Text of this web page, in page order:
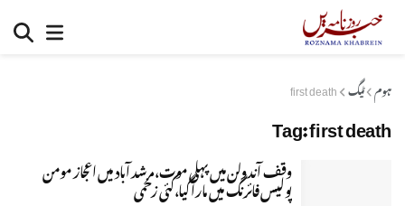
ہوم ٹیگ first death
Tag:first death
وقف آندولن میں پہلی موت،مرشد آباد میں اعجاز مومن
پولیس فائرنگ میں مارا گیا،کئی زخمی